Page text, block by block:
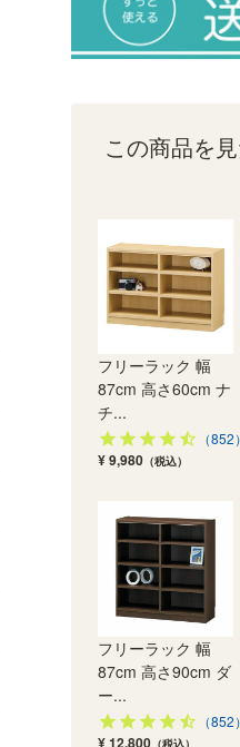
この商品を
フリーラック 幅
87cm 高さ60cm ナ
チ...
（852）
¥ 9,980 （税込）
フリーラック 幅
87cm 高さ90cm ダ
ー...
（852）
¥ 12,800 （税込）